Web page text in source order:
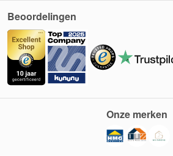
Beoordelingen
Onze merken